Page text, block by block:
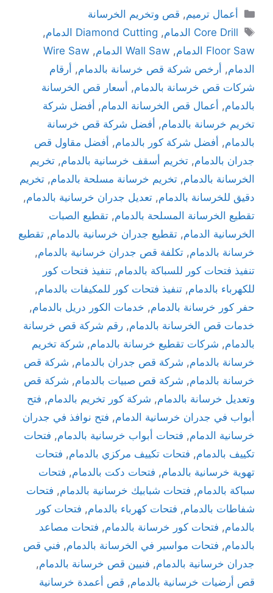
أعمال ترميم, قص وتخريم الخرسانة
Core Drill الدمام
, Diamond Cutting الدمام
,
Floor Saw الدمام
, Wall Saw الدمام ,
Wire Saw
الدمام, أرخص شركة قص خرسانة بالدمام, أرقام
شركات قص خرسانة بالدمام, أسعار قص الخرسانة
بالدمام, أعمال قص الخرسانة الدمام, أفضل شركة
تخريم خرسانة بالدمام, أفضل شركة قص خرسانة
بالدمام, أفضل شركة كور بالدمام, أفضل مقاول قص
جدران بالدمام, تخريم أسقف خرسانية بالدمام, تخريم
الخرسانة بالدمام, تخريم خرسانة مسلحة بالدمام, تخريم
دقيق للخرسانة بالدمام, تعديل جدران خرسانية بالدمام,
تقطيع الخرسانة المسلحة بالدمام, تقطيع الصبات
الخرسانية الدمام, تقطيع جدران خرسانية بالدمام, تقطيع
خرسانة بالدمام, تكلفة قص جدران خرسانية بالدمام,
تنفيذ فتحات كور للسباكة بالدمام, تنفيذ فتحات كور
للكهرباء بالدمام, تنفيذ فتحات كور للمكيفات بالدمام,
حفر كور خرسانة بالدمام, خدمات الكور دريل بالدمام,
خدمات قص الخرسانة بالدمام, رقم شركة قص خرسانة
بالدمام, شركات تقطيع خرسانة بالدمام, شركة تخريم
خرسانة بالدمام, شركة قص جدران بالدمام, شركة قص
خرسانة بالدمام, شركة قص صبيات بالدمام, شركة قص
وتعديل خرسانة بالدمام, شركة كور تخريم بالدمام, فتح
أبواب في جدران خرسانية الدمام, فتح نوافذ في جدران
خرسانية الدمام, فتحات أبواب خرسانية بالدمام, فتحات
تكييف بالدمام, فتحات تكييف مركزي بالدمام, فتحات
تهوية خرسانية بالدمام, فتحات دكت بالدمام, فتحات
سباكة بالدمام, فتحات شبابيك خرسانية بالدمام, فتحات
شفاطات بالدمام, فتحات كهرباء بالدمام, فتحات كور
بالدمام, فتحات كور خرسانة بالدمام, فتحات مصاعد
بالدمام, فتحات مواسير في الخرسانة بالدمام, فني قص
جدران خرسانية بالدمام, فنيين قص خرسانة بالدمام,
قص أرضيات خرسانية بالدمام, قص أعمدة خرسانية